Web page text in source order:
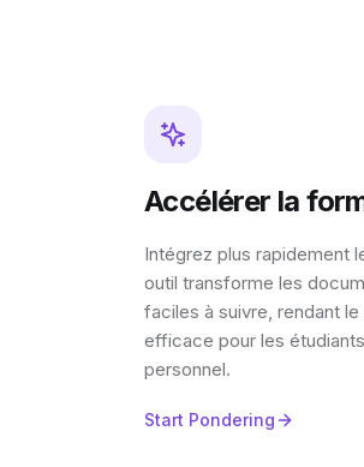
Accélérer la
Intégrez plus rapidement
outil transforme les
faciles à suivre, rendant
efficace pour les
personnel.
Start Pondering